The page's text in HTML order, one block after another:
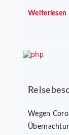
Weiterlesen
Wegen